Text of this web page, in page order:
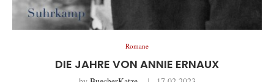
Romane
DIE JAHRE VON ANNIE ERNAUX